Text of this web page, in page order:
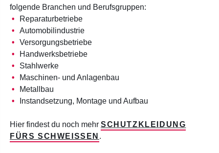
folgende Branchen und Berufsgruppen:
Reparaturbetriebe
Automobilindustrie
Versorgungsbetriebe
Handwerksbetriebe
Stahlwerke
Maschinen- und Anlagenbau
Metallbau
Instandsetzung, Montage und Aufbau
Hier findest du noch mehr SCHUTZKLEIDUNG
FÜRS SCHWEISSEN
.